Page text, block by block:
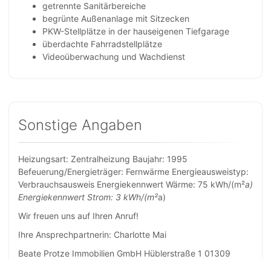
getrennte Sanitärbereiche
begrünte Außenanlage mit Sitzecken
PKW-Stellplätze in der hauseigenen Tiefgarage
überdachte Fahrradstellplätze
Videoüberwachung und Wachdienst
Sonstige Angaben
Heizungsart: Zentralheizung Baujahr: 1995
Befeuerung/Energieträger: Fernwärme Energieausweistyp:
Verbrauchsausweis Energiekennwert Wärme: 75 kWh/(m²a)
Energiekennwert Strom: 3 kWh/(m²a)
Wir freuen uns auf Ihren Anruf!
Ihre Ansprechpartnerin: Charlotte Mai
Beate Protze Immobilien GmbH Hüblerstraße 1 01309